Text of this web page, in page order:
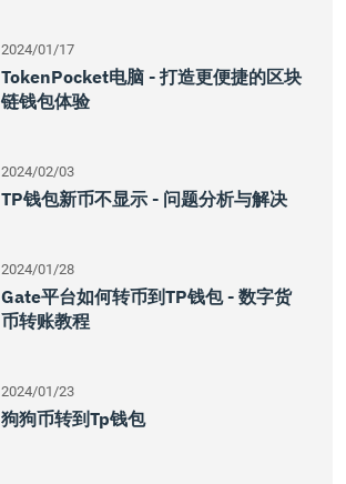
2024/01/17
TokenPocket电脑 - 打造更便捷的区块
链钱包体验
2024/02/03
TP钱包新币不显示 - 问题分析与解决
2024/01/28
Gate平台如何转币到TP钱包 - 数字货
币转账教程
2024/01/23
狗狗币转到tp钱包